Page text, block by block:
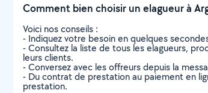
Comment bien choisir un elagueur à
Voici nos conseils :
- Indiquez votre besoin en quelques
- Consultez la liste de tous les elagueurs,
leurs clients.
- Conversez avec les offreurs depuis la
- Du contrat de prestation au paiement en
prestation.